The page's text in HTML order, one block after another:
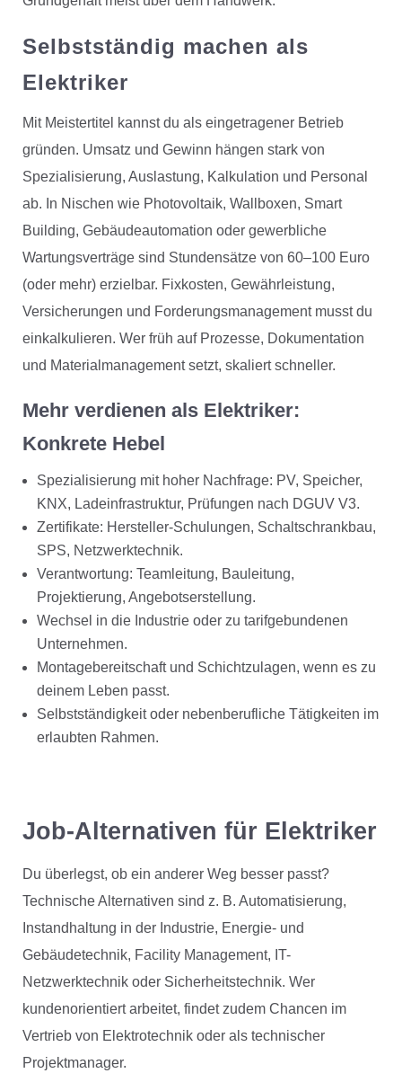
Selbstständig machen als
Elektriker
Mit Meistertitel kannst du als eingetragener Betrieb
gründen. Umsatz und Gewinn hängen stark von
Spezialisierung, Auslastung, Kalkulation und Personal
ab. In Nischen wie Photovoltaik, Wallboxen, Smart
Building, Gebäudeautomation oder gewerbliche
Wartungsverträge sind Stundensätze von 60–100 Euro
(oder mehr) erzielbar. Fixkosten, Gewährleistung,
Versicherungen und Forderungsmanagement musst du
einkalkulieren. Wer früh auf Prozesse, Dokumentation
und Materialmanagement setzt, skaliert schneller.
Mehr verdienen als Elektriker:
Konkrete Hebel
Spezialisierung mit hoher Nachfrage: PV, Speicher,
KNX, Ladeinfrastruktur, Prüfungen nach DGUV V3.
Zertifikate: Hersteller-Schulungen, Schaltschrankbau,
SPS, Netzwerktechnik.
Verantwortung: Teamleitung, Bauleitung,
Projektierung, Angebotserstellung.
Wechsel in die Industrie oder zu tarifgebundenen
Unternehmen.
Montagebereitschaft und Schichtzulagen, wenn es zu
deinem Leben passt.
Selbstständigkeit oder nebenberufliche Tätigkeiten im
erlaubten Rahmen.
Job-Alternativen für Elektriker
Du überlegst, ob ein anderer Weg besser passt?
Technische Alternativen sind z. B. Automatisierung,
Instandhaltung in der Industrie, Energie- und
Gebäudetechnik, Facility Management, IT-
Netzwerktechnik oder Sicherheitstechnik. Wer
kundenorientiert arbeitet, findet zudem Chancen im
Vertrieb von Elektrotechnik oder als technischer
Projektmanager.